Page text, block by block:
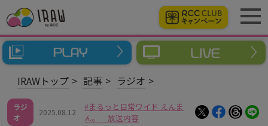
IRAWトップ 記事 ラジオ
ラジ
オ
2025.08.12
まるっと日常ワイド えんま
ん。 放送内容